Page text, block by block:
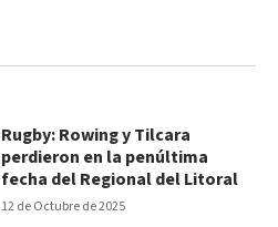
12 de Octubre de 2025
Rugby: Rowing y Tilcara
perdieron en la penúltima
fecha del Regional del Litoral